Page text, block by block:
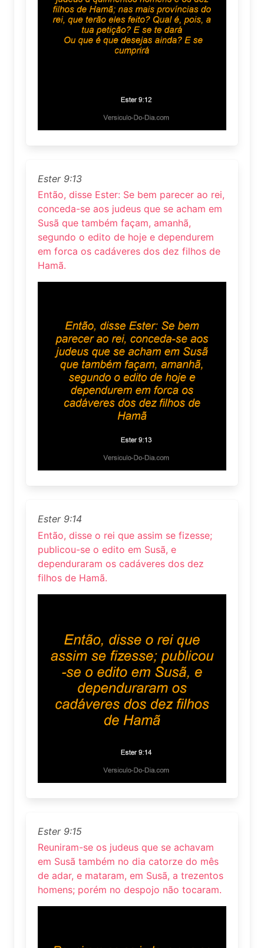
Ester 9:13
Então, disse Ester: Se bem parecer ao rei,
conceda-se aos judeus que se acham em
Susã que também façam, amanhã,
segundo o edito de hoje e dependurem
em forca os cadáveres dos dez filhos de
Hamã.
Ester 9:14
Então, disse o rei que assim se fizesse;
publicou-se o edito em Susã, e
dependuraram os cadáveres dos dez
filhos de Hamã.
Ester 9:15
Reuniram-se os judeus que se achavam
em Susã também no dia catorze do mês
de adar, e mataram, em Susã, a trezentos
homens; porém no despojo não tocaram.